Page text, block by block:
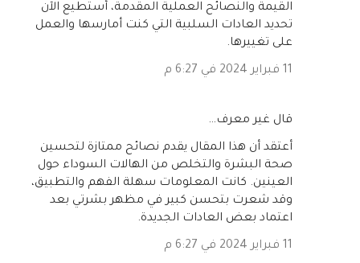
القيمة والنصائح العملية المقدمة، أستطيع الآن
تحديد العادات السلبية التي كنت أمارسها والعمل
على تغييرها.
11 فبراير 2024 في 6:27 م
‏قال غير معرف…
أعتقد أن هذا المقال يقدم نصائح ممتازة لتحسين
صحة البشرة والتخلص من الهالات السوداء حول
العينين. كانت المعلومات سهلة الفهم والتطبيق،
وقد شعرت بتحسن كبير في مظهر بشرتي بعد
اعتماد بعض العادات الجديدة.
11 فبراير 2024 في 6:27 م